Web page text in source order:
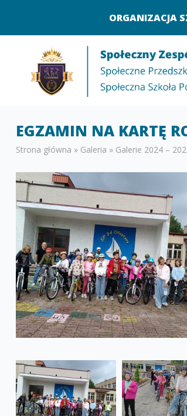
ORGANIZACJA
EGZAMIN NA KARTĘ
Strona główna » Galeria » Galerie 2024 –